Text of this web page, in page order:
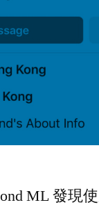
ML 發現